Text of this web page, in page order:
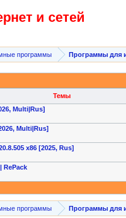
и сетей
программы Программы для
Темы
Multi|Rus]
Multi|Rus]
x86 [2025, Rus]
RePack
программы Программы для